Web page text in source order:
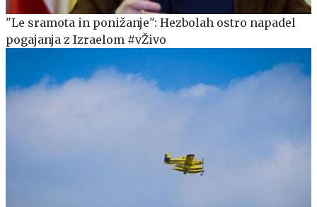
"Le sramota in ponižanje": Hezbolah ostro napadel
pogajanja z Izraelom #vŽivo